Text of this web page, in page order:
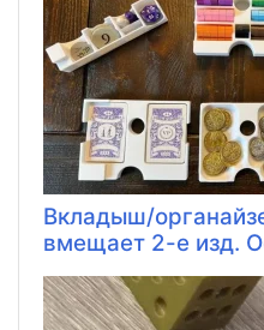
Вкладыш/
вмещает 2-е изд.